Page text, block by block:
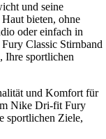
und seine
bieten, ohne
oder einfach in
Classic Stirnband
Ihre sportlichen
und Komfort für
Nike Dri-fit Fury
sportlichen Ziele,